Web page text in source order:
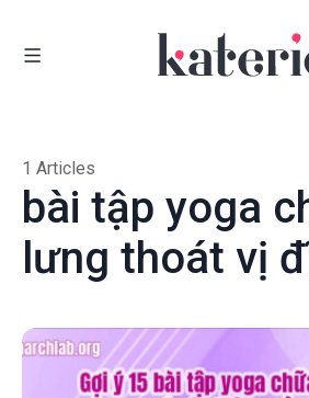
bài tập yoga
lưng thoát vị
1 Articles